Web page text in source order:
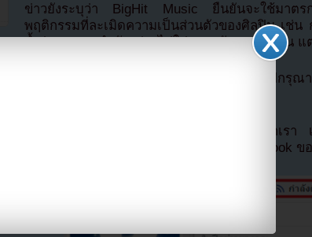
ข่าวยังระบุว่า BigHit Music ยืนยันจะใช้มาตรก
พฤติกรรมที่ละเมิดความเป็นส่วนตัวของศิลปิน เช่น
ย้ำว่าการกระทำดังกล่าวไม่ใช่การสนับสนุนศิลปิน
หากนำออกไปกรุณ
หากไม่ต้องการพลาดข่าวสารอย่างรวดเร็วจากเ
เลือกเห็นโพสต์ก่อนของเพจ Facebook ข